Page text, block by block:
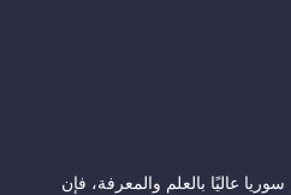
عاليًا بالعلم والمعرفة، فإن